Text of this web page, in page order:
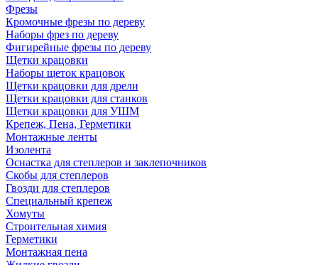
Фрезы
Кромочные фрезы по дереву
Наборы фрез по дереву
Фигирейные фрезы по дереву
Щетки крацовки
Наборы щеток крацовок
Щетки крацовки для дрели
Щетки крацовки для станков
Щетки крацовки для УШМ
Крепеж, Пена, Герметики
Монтажные ленты
Изолента
Оснастка для степлеров и заклепочников
Скобы для степлеров
Гвозди для степлеров
Специальный крепеж
Хомуты
Строительная химия
Герметики
Монтажная пена